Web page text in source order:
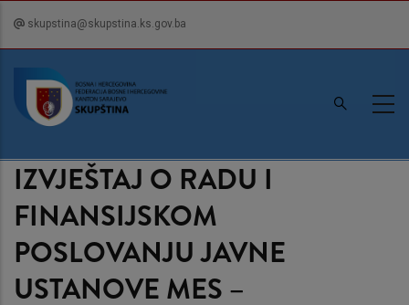
content
skupstina@skupstina.ks.gov.ba
IZVJEŠTAJ O RADU I
FINANSIJSKOM
POSLOVANJU JAVNE
USTANOVE MES –